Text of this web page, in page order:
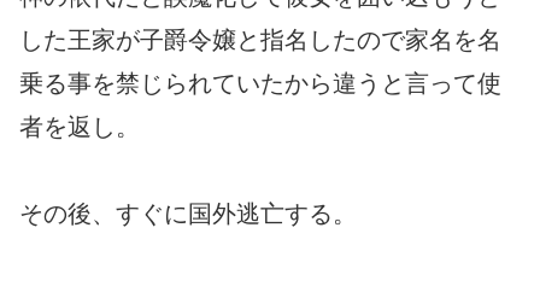
した王家が子爵令嬢と指名したので家名を名
乗る事を禁じられていたから違うと言って使
者を返し。
その後、すぐに国外逃亡する。